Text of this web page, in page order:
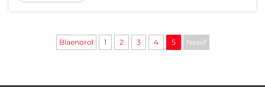
busnesau'n angen opsiynau pecynnu. Yn
arian gan fod cynhyrchwyr yn cynhyrchu...
Blaenorol 1 2 3 4 5 Nesaf